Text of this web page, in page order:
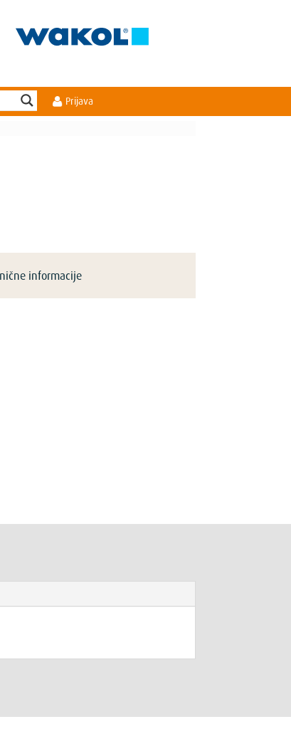
Prijava
informacije